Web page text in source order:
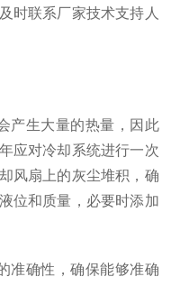
时联系厂家技术支持人
生大量的热量，因此
应对冷却系统进行一次
风扇上的灰尘堆积，确
位和质量，必要时添加
确性，确保能够准确